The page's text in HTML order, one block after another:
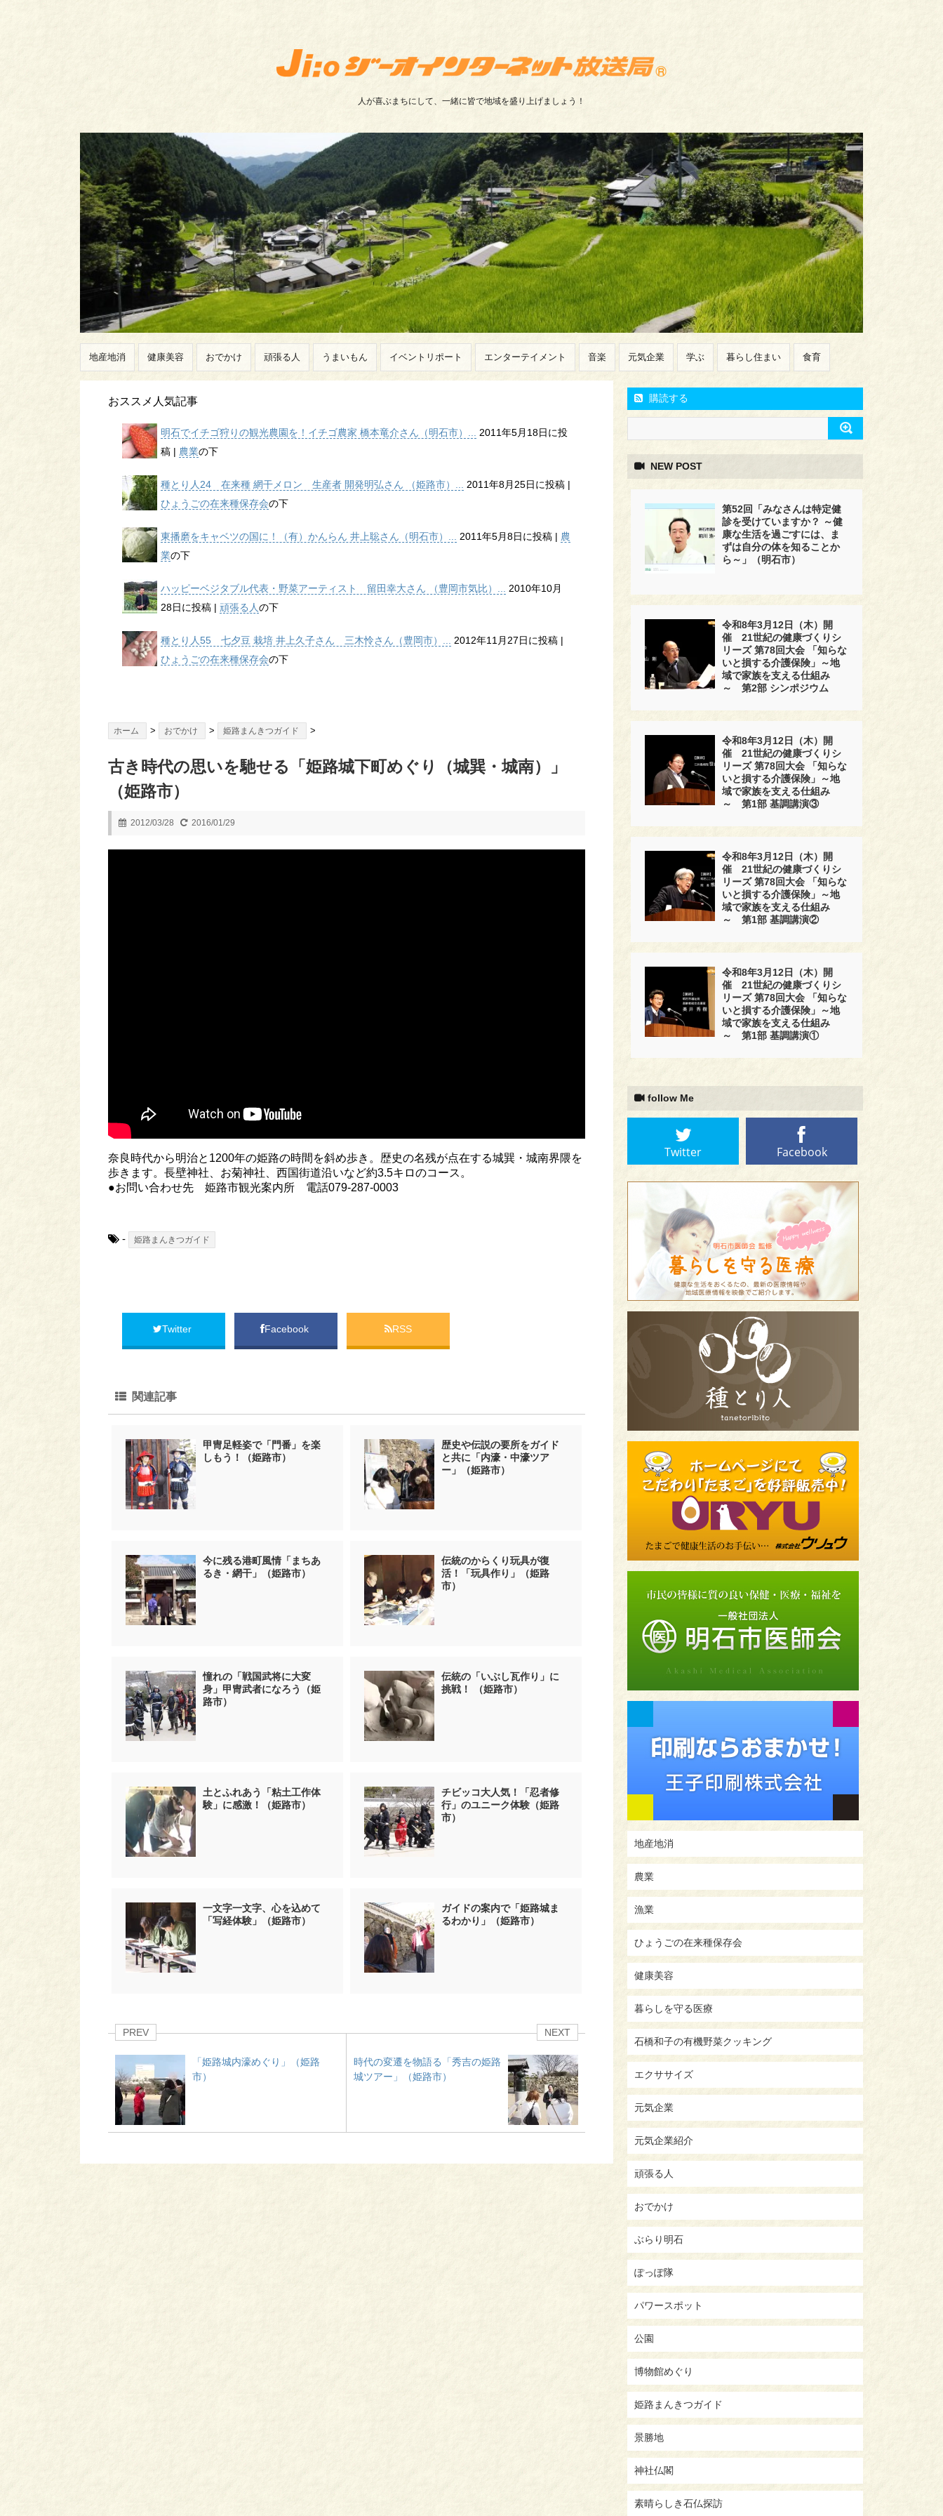
人が喜ぶまちにして、一緒に皆で地域を盛り上げましょう！
地産地消 健康美容 おでかけ 頑張る人 うまいもん イベントリポート エンターテイメント 音楽 元気企業 学ぶ 暮らし住まい 食育
おススメ人気記事
明石でイチゴ狩りの観光農園を！イチゴ農家 橋本竜介さん（明石市）...
2011年5月18日に投
稿 | 農業の下
種とり人24 在来種 網干メロン 生産者 開発明弘さん （姫路市）... 2011年8月25日に投稿 |
ひょうごの在来種保存会の下
東播磨をキャベツの国に！（有）かんらん 井上聡さん（明石市）... 2011年5月8日に投稿 | 農
業の下
ハッピーベジタブル代表・野菜アーティスト 留田幸大さん （豊岡市気比）...
2010年10月
28日に投稿 | 頑張る人の下
種とり人55 七夕豆 栽培 井上久子さん 三木怜さん（豊岡市）... 2012年11月27日に投稿 |
ひょうごの在来種保存会の下
ホーム > おでかけ > 姫路まんきつガイド >
古き時代の思いを馳せる「姫路城下町めぐり（城巽・城南）」
（姫路市）
2012/03/28 2016/01/29
奈良時代から明治と1200年の姫路の時間を斜め歩き。歴史の名残が点在する城巽・城南界隈を
歩きます。長壁神社、お菊神社、西国街道沿いなど約3.5キロのコース。
●お問い合わせ先 姫路市観光案内所 電話079-287-0003
- 姫路まんきつガイド
Twitter Facebook RSS
関連記事
甲冑足軽姿で「門番」を楽
しもう！（姫路市）
歴史や伝説の要所をガイド
と共に「内濠・中濠ツア
ー」（姫路市）
今に残る港町風情「まちあ
るき・網干」（姫路市）
伝統のからくり玩具が復
活！「玩具作り」（姫路
市）
憧れの「戦国武将に大変
身」甲冑武者になろう（姫
路市）
伝統の「いぶし瓦作り」に
挑戦！ （姫路市）
土とふれあう「粘土工作体
験」に感激！（姫路市）
チビッコ大人気！「忍者修
行」のユニーク体験（姫路
市）
一文字一文字、心を込めて
「写経体験」（姫路市）
ガイドの案内で「姫路城ま
るわかり」（姫路市）
PREV
「姫路城内濠めぐり」（姫路
市）
NEXT
時代の変遷を物語る「秀吉の姫路
城ツアー」（姫路市）
購読する
NEW POST
第52回「みなさんは特定健
診を受けていますか？ ～健
康な生活を過ごすには、ま
ずは自分の体を知ることか
ら～」（明石市）
令和8年3月12日（木）開
催 21世紀の健康づくりシ
リーズ 第78回大会 「知らな
いと損する介護保険」～地
域で家族を支える仕組み
～ 第2部 シンポジウム
令和8年3月12日（木）開
催 21世紀の健康づくりシ
リーズ 第78回大会 「知らな
いと損する介護保険」～地
域で家族を支える仕組み
～ 第1部 基調講演③
令和8年3月12日（木）開
催 21世紀の健康づくりシ
リーズ 第78回大会 「知らな
いと損する介護保険」～地
域で家族を支える仕組み
～ 第1部 基調講演②
令和8年3月12日（木）開
催 21世紀の健康づくりシ
リーズ 第78回大会 「知らな
いと損する介護保険」～地
域で家族を支える仕組み
～ 第1部 基調講演①
follow Me
Twitter Facebook
地産地消
農業
漁業
ひょうごの在来種保存会
健康美容
暮らしを守る医療
石橋和子の有機野菜クッキング
エクササイズ
元気企業
元気企業紹介
頑張る人
おでかけ
ぶらり明石
ぽっぽ隊
パワースポット
公園
博物館めぐり
姫路まんきつガイド
景勝地
神社仏閣
素晴らしき石仏探訪